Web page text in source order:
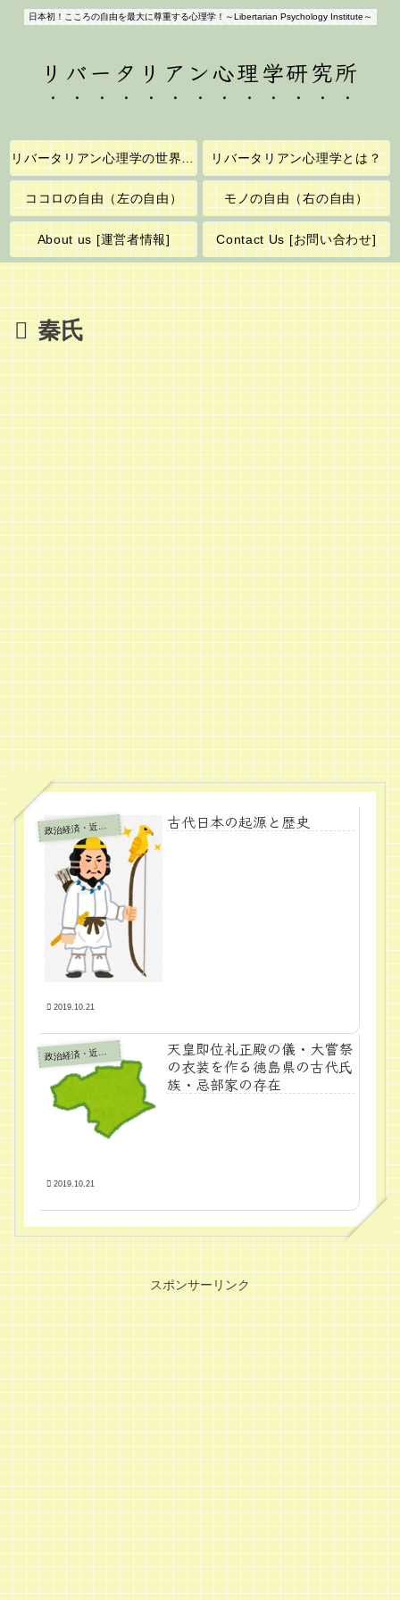
日本初！こころの自由を最大に尊重する心理学！～Libertarian Psychology Institute～
リバータリアン心理学研究所
リバータリアン心理学の世界へようこそ！ リバータリアン心理学とは？
ココロの自由（左の自由） モノの自由（右の自由）
About us [運営者情報] Contact Us [お問い合わせ]
秦氏
政
治経済・近代学問 古代日本の起源と歴史
2019.10.21
政
治経済・近代学問
天皇即位礼正殿の儀・大嘗祭
の衣装を作る徳島県の古代氏
族・忌部家の存在
2019.10.21
スポンサーリンク